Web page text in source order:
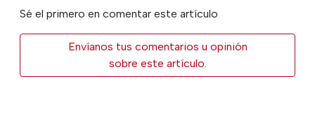
Sé el primero en comentar este artículo
Envíanos tus comentarios u opinión
sobre este artículo.